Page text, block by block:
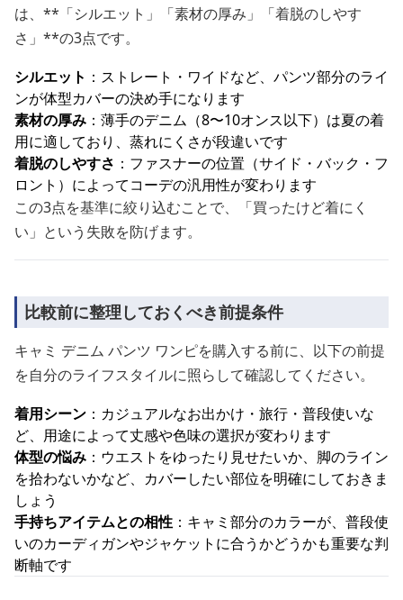
は、**「シルエット」「素材の厚み」「着脱のしやす
さ」**の3点です。
シルエット ：ストレート・ワイドなど、パンツ部分のライ
ンが体型カバーの決め手になります
素材の厚み ：薄手のデニム（8〜10オンス以下）は夏の着
用に適しており、蒸れにくさが段違いです
着脱のしやすさ ：ファスナーの位置（サイド・バック・フ
ロント）によってコーデの汎用性が変わります
この3点を基準に絞り込むことで、「買ったけど着にく
い」という失敗を防げます。
比較前に整理しておくべき前提条件
キャミ デニム パンツ ワンピを購入する前に、以下の前提
を自分のライフスタイルに照らして確認してください。
着用シーン ：カジュアルなお出かけ・旅行・普段使いな
ど、用途によって丈感や色味の選択が変わります
体型の悩み ：ウエストをゆったり見せたいか、脚のライン
を拾わないかなど、カバーしたい部位を明確にしておきま
しょう
手持ちアイテムとの相性 ：キャミ部分のカラーが、普段使
いのカーディガンやジャケットに合うかどうかも重要な判
断軸です